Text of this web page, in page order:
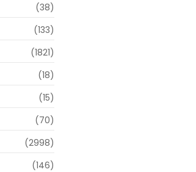
(38)
(133)
(1821)
(18)
(15)
(70)
(2998)
(146)